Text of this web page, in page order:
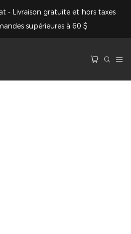
- Livraison gratuite et hors taxes
supérieures à 60 $